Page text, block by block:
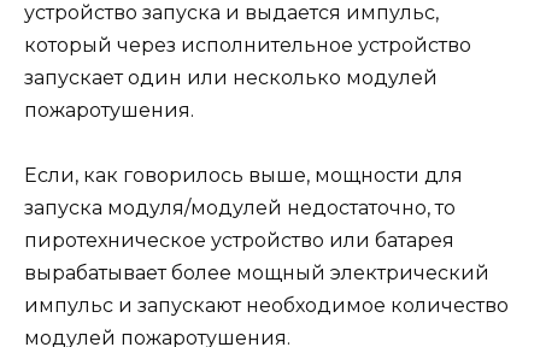
устройство запуска и выдается импульс,
который через исполнительное устройство
запускает один или несколько модулей
пожаротушения.
Если, как говорилось выше, мощности для
запуска модуля/модулей недостаточно, то
пиротехническое устройство или батарея
вырабатывает более мощный электрический
импульс и запускают необходимое количество
модулей пожаротушения.